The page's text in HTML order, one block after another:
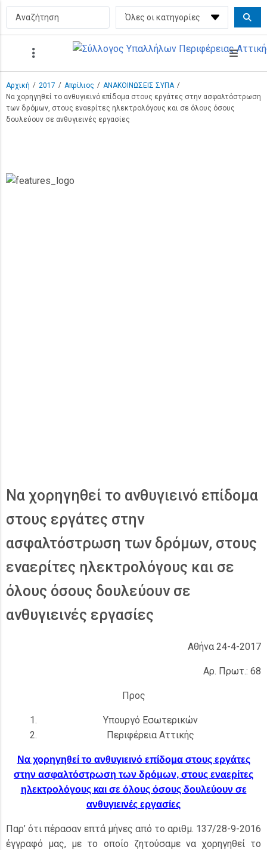
Αρχική / 2017 / Απρίλιος / ΑΝΑΚΟΙΝΩΣΕΙΣ ΣΥΠΑ /
Να χορηγηθεί το ανθυγιεινό επίδομα στους εργάτες στην ασφαλτόστρωση
των δρόμων, στους εναερίτες ηλεκτρολόγους και σε όλους όσους
δουλεύουν σε ανθυγιεινές εργασίες
Να χορηγηθεί το ανθυγιεινό επίδομα
στους εργάτες στην
ασφαλτόστρωση των δρόμων, στους
εναερίτες ηλεκτρολόγους και σε
όλους όσους δουλεύουν σε
ανθυγιεινές εργασίες
Αθήνα 24-4-2017
Αρ. Πρωτ.: 68
Προς
Υπουργό Εσωτερικών
Περιφέρεια Αττικής
Να χορηγηθεί το ανθυγιεινό επίδομα στους εργάτες
στην ασφαλτόστρωση των δρόμων, στους εναερίτες
ηλεκτρολόγους και σε όλους όσους δουλεύουν σε
ανθυγιεινές εργασίες
Παρ’ ότι πέρασαν επτά μήνες από το αριθμ. 137/28-9-2016
έγγραφό μας, με το οποίο ζητούσαμε να χορηγηθεί το